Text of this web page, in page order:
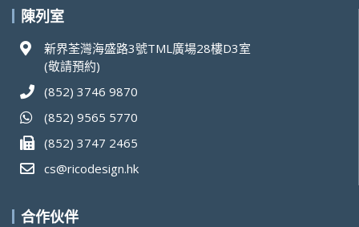
陳列室
新界荃灣海盛路3號TML廣場28樓D3室
(敬請預約)
(852) 3746 9870
(852) 9565 5770
(852) 3747 2465
cs@ricodesign.hk
合作伙伴